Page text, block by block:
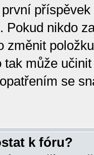
Pokud nikdo
změnit
tak může
se
k fóru?